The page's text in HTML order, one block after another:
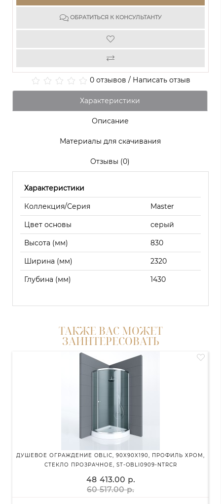
ОБРАТИТЬСЯ К КОНСУЛЬТАНТУ
0 отзывов / Написать отзыв
Характеристики
Описание
Материалы для скачивания
Отзывы (0)
Характеристики
Коллекция/Серия Master
Цвет основы серый
Высота (мм) 830
Ширина (мм) 2320
Глубина (мм) 1430
ТАКЖЕ ВАС МОЖЕТ
ЗАИНТЕРЕСОВАТЬ
ДУШЕВОЕ ОГРАЖДЕНИЕ OBLIC, 90X90X190, ПРОФИЛЬ ХРОМ,
СТЕКЛО ПРОЗРАЧНОЕ, ST-OBLI0909-NTRCR
48 413.00 р.
60 517.00 р.